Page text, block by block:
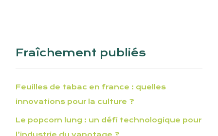
Fraîchement publiés
Feuilles de tabac en france : quelles
innovations pour la culture ?
Le popcorn lung : un défi technologique pour